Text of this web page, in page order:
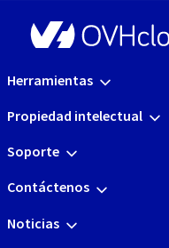
Herramientas
Propiedad intelectual
Soporte
Contáctenos
Noticias